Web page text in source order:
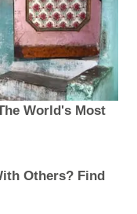
World's Most
Others? Find